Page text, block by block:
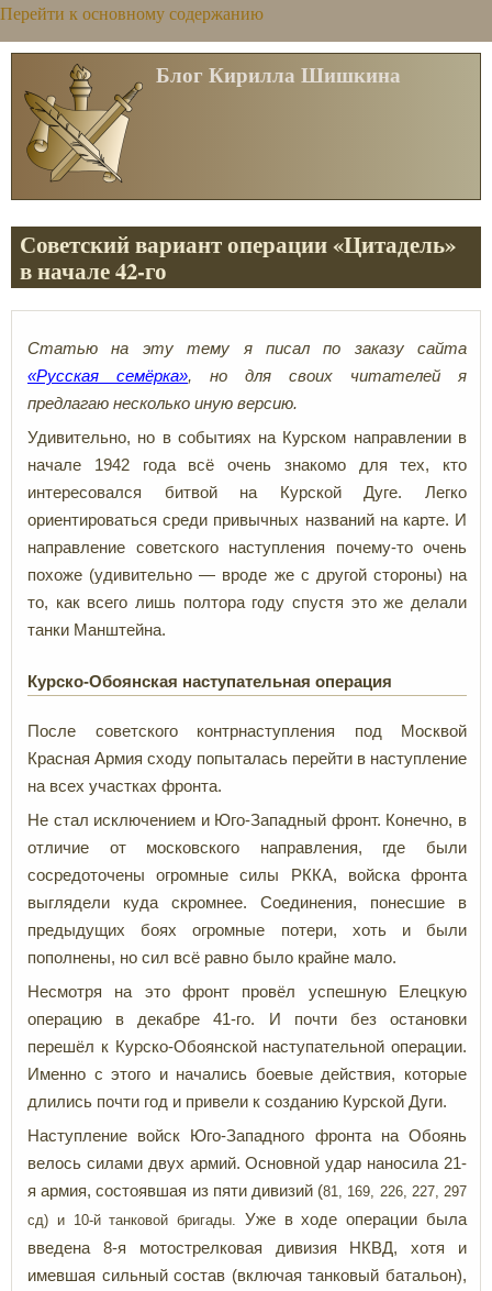
Перейти к основному содержанию
Блог Кирилла Шишкина
Советский вариант операции «Цитадель»
в начале 42-го
Статью на эту тему я писал по заказу сайта
«Русская семёрка», но для своих читателей я
предлагаю несколько иную версию.
Удивительно, но в событиях на Курском направлении в
начале 1942 года всё очень знакомо для тех, кто
интересовался битвой на Курской Дуге. Легко
ориентироваться среди привычных названий на карте. И
направление советского наступления почему-то очень
похоже (удивительно — вроде же с другой стороны) на
то, как всего лишь полтора году спустя это же делали
танки Манштейна.
Курско-Обоянская наступательная операция
После советского контрнаступления под Москвой
Красная Армия сходу попыталась перейти в наступление
на всех участках фронта.
Не стал исключением и Юго-Западный фронт. Конечно, в
отличие от московского направления, где были
сосредоточены огромные силы РККА, войска фронта
выглядели куда скромнее. Соединения, понесшие в
предыдущих боях огромные потери, хоть и были
пополнены, но сил всё равно было крайне мало.
Несмотря на это фронт провёл успешную Елецкую
операцию в декабре 41-го. И почти без остановки
перешёл к Курско-Обоянской наступательной операции.
Именно с этого и начались боевые действия, которые
длились почти год и привели к созданию Курской Дуги.
Наступление войск Юго-Западного фронта на Обоянь
велось силами двух армий. Основной удар наносила 21-
я армия, состоявшая из пяти дивизий (81, 169, 226, 227, 297
сд) и 10-й танковой бригады. Уже в ходе операции была
введена 8-я мотострелковая дивизия НКВД, хотя и
имевшая сильный состав (включая танковый батальон),